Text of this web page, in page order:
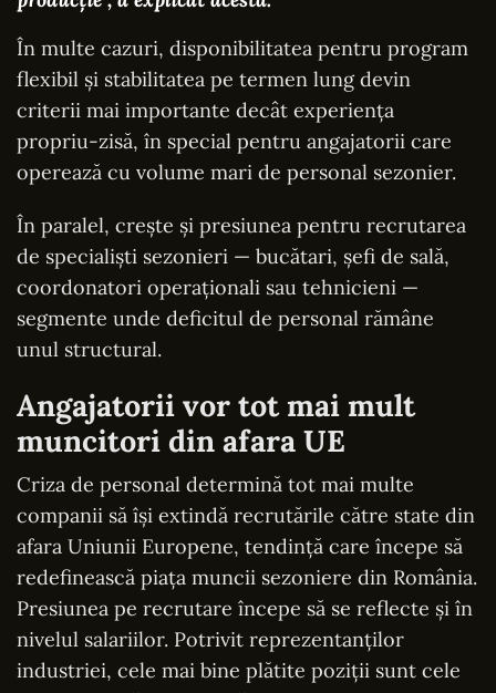
În multe cazuri, disponibilitatea pentru program
flexibil și stabilitatea pe termen lung devin
criterii mai importante decât experiența
propriu-zisă, în special pentru angajatorii care
operează cu volume mari de personal sezonier.
În paralel, crește și presiunea pentru recrutarea
de specialiști sezonieri — bucătari, șefi de sală,
coordonatori operaționali sau tehnicieni —
segmente unde deficitul de personal rămâne
unul structural.
Angajatorii vor tot mai mult
muncitori din afara UE
Criza de personal determină tot mai multe
companii să își extindă recrutările către state din
afara Uniunii Europene, tendință care începe să
redefinească piața muncii sezoniere din România.
Presiunea pe recrutare începe să se reflecte și în
nivelul salariilor. Potrivit reprezentanților
industriei, cele mai bine plătite poziții sunt cele